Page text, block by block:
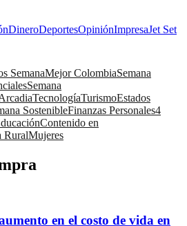
DineroDeportesOpiniónImpresaJet Set
SemanaMejor ColombiaSemana
Semana
TecnologíaTurismoEstados
SostenibleFinanzas Personales4
Contenido en
RuralMujeres
en el costo de vida en